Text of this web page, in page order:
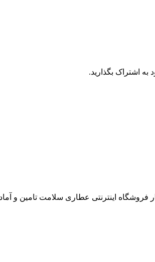
به اشتراک بگذارید.
اینترنتی عطاری سلامت تامین و